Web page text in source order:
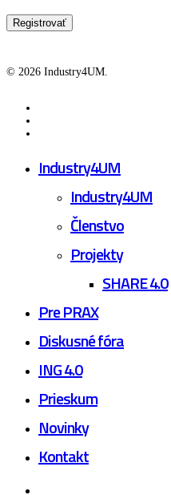
© 2026 Industry4UM.
Menu
Industry4UM
Industry4UM
Členstvo
Projekty
SHARE 4.0
Pre PRAX
Diskusné fóra
ING 4.0
Prieskum
Novinky
Kontakt